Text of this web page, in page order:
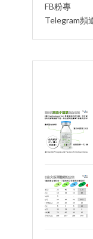
FB粉專
Telegram頻